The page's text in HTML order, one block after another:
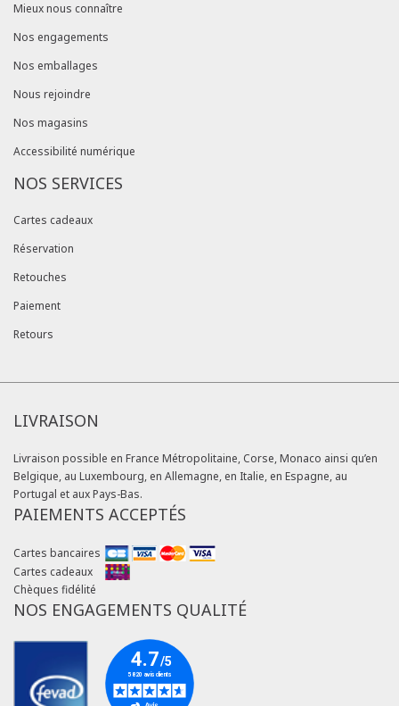
Mieux nous connaître
Nos engagements
Nos emballages
Nous rejoindre
Nos magasins
Accessibilité numérique
NOS SERVICES
Cartes cadeaux
Réservation
Retouches
Paiement
Retours
LIVRAISON
Livraison possible en France Métropolitaine, Corse, Monaco ainsi qu’en
Belgique, au Luxembourg, en Allemagne, en Italie, en Espagne, au
Portugal et aux Pays-Bas.
PAIEMENTS ACCEPTÉS
Cartes bancaires
Cartes cadeaux
Chèques fidélité
NOS ENGAGEMENTS QUALITÉ